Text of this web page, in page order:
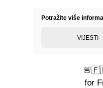
Potražite više
VIJESTI
for